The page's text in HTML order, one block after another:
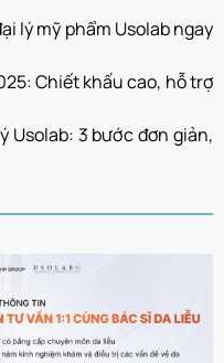
lý mỹ phẩm Usolab ngay
Chiết khấu cao, hỗ trợ
Usolab: 3 bước đơn giản,